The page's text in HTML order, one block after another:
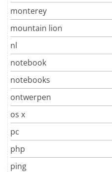
monterey
mountain lion
nl
notebook
notebooks
ontwerpen
os x
pc
php
ping